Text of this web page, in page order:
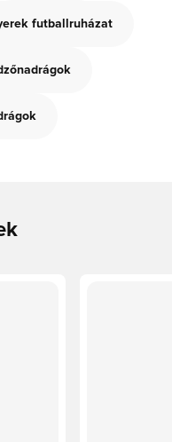
futballruházat